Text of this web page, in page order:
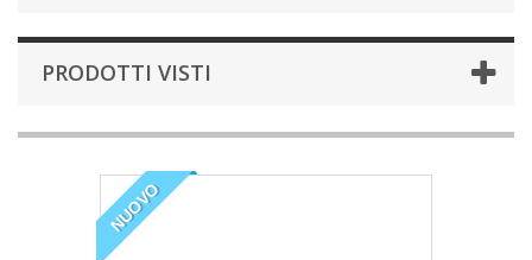
PRODOTTI VISTI
NUOVO